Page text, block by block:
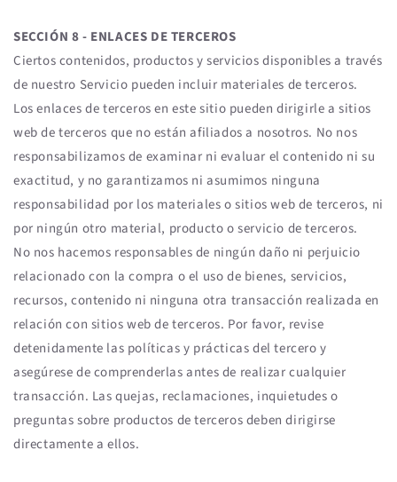
SECCIÓN 8 - ENLACES DE TERCEROS
Ciertos contenidos, productos y servicios disponibles a través
de nuestro Servicio pueden incluir materiales de terceros.
Los enlaces de terceros en este sitio pueden dirigirle a sitios
web de terceros que no están afiliados a nosotros. No nos
responsabilizamos de examinar ni evaluar el contenido ni su
exactitud, y no garantizamos ni asumimos ninguna
responsabilidad por los materiales o sitios web de terceros, ni
por ningún otro material, producto o servicio de terceros.
No nos hacemos responsables de ningún daño ni perjuicio
relacionado con la compra o el uso de bienes, servicios,
recursos, contenido ni ninguna otra transacción realizada en
relación con sitios web de terceros. Por favor, revise
detenidamente las políticas y prácticas del tercero y
asegúrese de comprenderlas antes de realizar cualquier
transacción. Las quejas, reclamaciones, inquietudes o
preguntas sobre productos de terceros deben dirigirse
directamente a ellos.